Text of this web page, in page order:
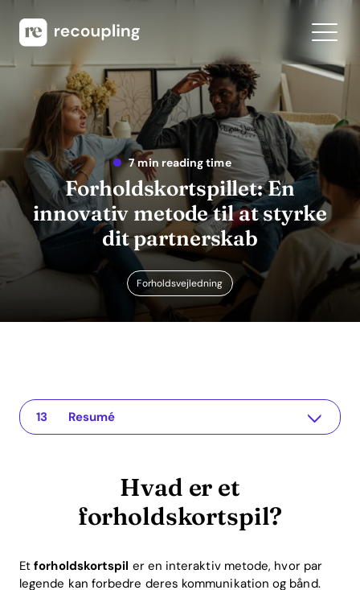
7 min reading time
Forholdskortspillet: En
innovativ metode til at styrke
dit partnerskab
Forholdsvejledning
Hvad er et forholdskortspil?
The app for your relationship
Hvorfor er forholdskort vigtige for par?
Fordelene ved spillet for forholdet
Forholdskort i den digitale tidsalder: Recoupling-appens rolle
Praktiske tips til brug af forholdskort
Return on Investment (ROI) gennem relationer
FAQ om forholdskortspillet
Hvad er forholdskort?
Hvor ofte skal par spille forholdspillet?
Kan forholdskort hjælpe med konfliktløsning?
Hvilke fordele har brugen af en app som Recoupling?
Resumé
Hvad er et
forholdskortspil?
Etforholdskortspil er en interaktiv metode, hvor par
legende kan forbedre deres kommunikation og bånd.